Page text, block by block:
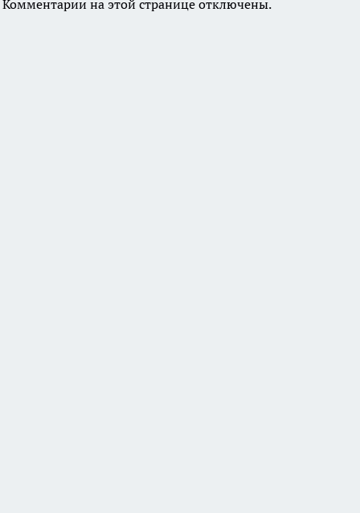
Комментарии на этой странице отключены.